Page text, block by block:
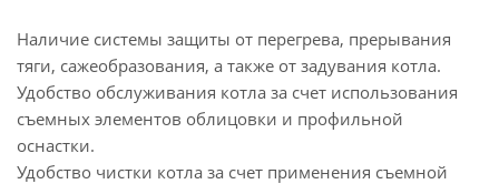
Наличие системы защиты от перегрева, прерывания
тяги, сажеобразования, а также от задувания котла.
Удобство обслуживания котла за счет использования
съемных элементов облицовки и профильной
оснастки.
Удобство чистки котла за счет применения съемной